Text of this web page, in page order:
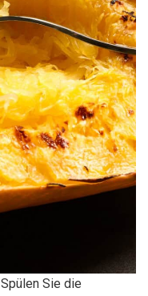
Spülen Sie die